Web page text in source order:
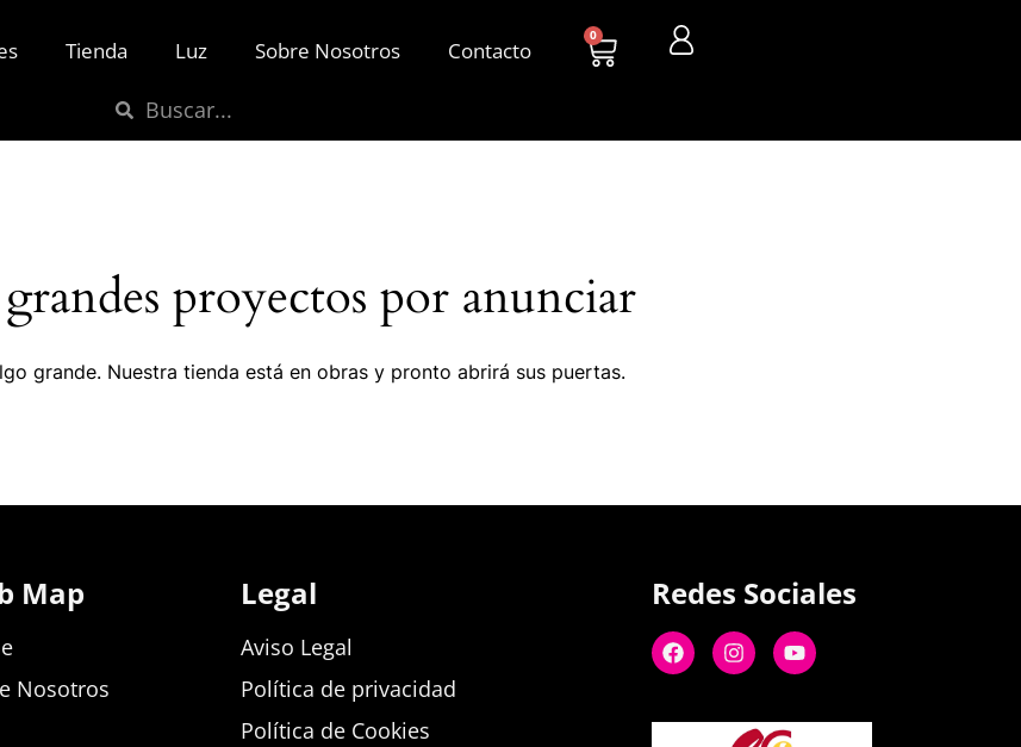
Tienda Luz Sobre Nosotros Contacto
0
proyectos por anunciar
grande. Nuestra tienda está en obras y pronto abrirá sus puertas.
Map
Nosotros
Legal
Aviso Legal
Política de privacidad
Política de Cookies
Redes Sociales